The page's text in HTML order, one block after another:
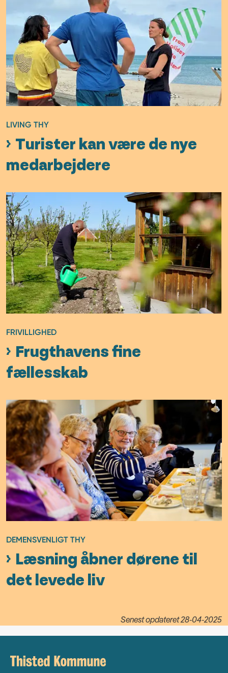
LIVING THY
Turister kan være de nye
medarbejdere
FRIVILLIGHED
Frugthavens fine
fællesskab
DEMENSVENLIGT THY
Læsning åbner dørene til
det levede liv
Senest opdateret 28-04-2025